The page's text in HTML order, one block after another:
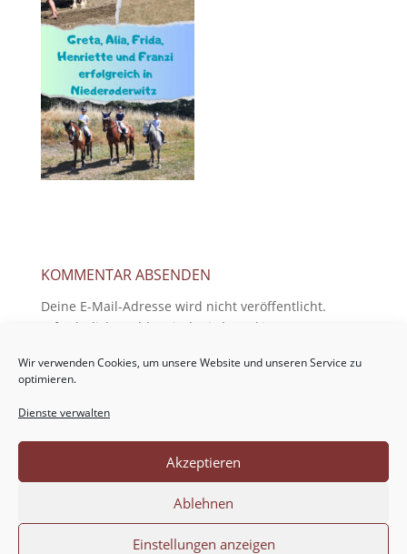
Wir verwenden Cookies, um unsere Website und unseren Service zu
optimieren.
Dienste verwalten
Akzeptieren
Ablehnen
Einstellungen anzeigen
KOMMENTAR ABSENDEN
Deine E-Mail-Adresse wird nicht veröffentlicht.
Erforderliche Felder sind mit
* markiert